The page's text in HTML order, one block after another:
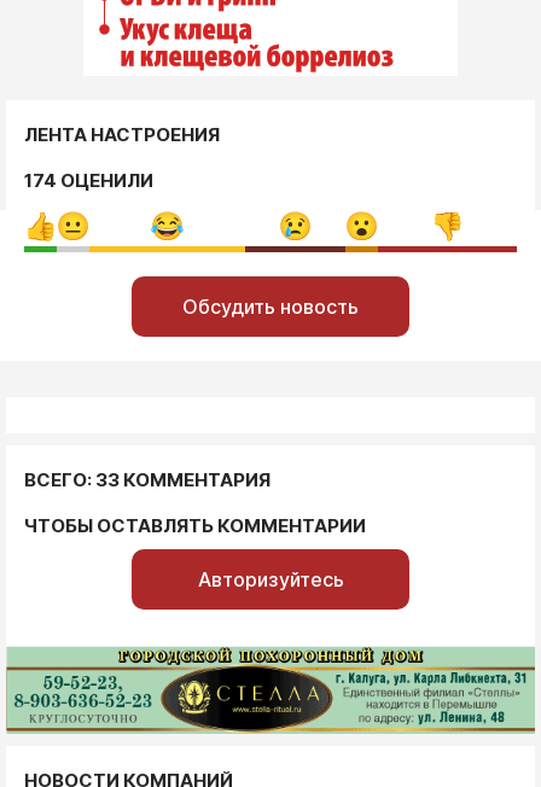
ЛЕНТА НАСТРОЕНИЯ
174 ОЦЕНИЛИ
Обсудить новость
ВСЕГО: 33 КОММЕНТАРИЯ
ЧТОБЫ ОСТАВЛЯТЬ КОММЕНТАРИИ
Авторизуйтесь
НОВОСТИ КОМПАНИЙ